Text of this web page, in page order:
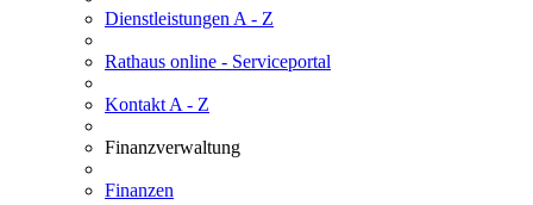
Dienstleistungen A - Z
Rathaus online - Serviceportal
Kontakt A - Z
Finanzverwaltung
Finanzen